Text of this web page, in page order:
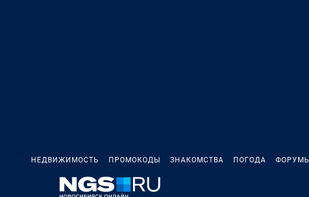
НЕДВИЖИМОСТЬ ПРОМОКОДЫ ЗНАКОМСТВА ПОГОДА ФОРУМЫ